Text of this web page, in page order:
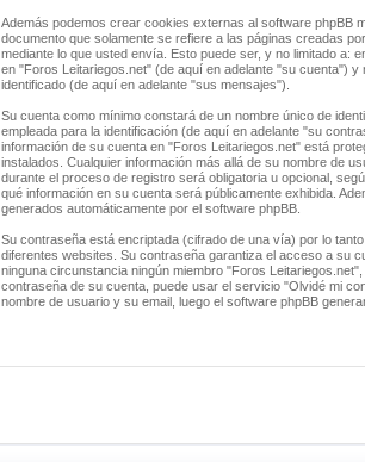
Además podemos crear cookies externas al software phpBB
documento que solamente se refiere a las páginas creadas
mediante lo que usted envía. Esto puede ser, y no limitado a:
en "Foros Leitariegos.net" (de aquí en adelante "su cuenta")
identificado (de aquí en adelante "sus mensajes").
Su cuenta como mínimo constará de un nombre único de
empleada para la identificación (de aquí en adelante "su
información de su cuenta en "Foros Leitariegos.net" está
instalados. Cualquier información más allá de su nombre de
durante el proceso de registro será obligatoria u opcional,
qué información en su cuenta será públicamente exhibida.
generados automáticamente por el software phpBB.
Su contraseña está encriptada (cifrado de una vía) por lo
diferentes websites. Su contraseña garantiza el acceso a su
ninguna circunstancia ningún miembro "Foros
contraseña de su cuenta, puede usar el servicio "Olvidé mi
nombre de usuario y su email, luego el software phpBB